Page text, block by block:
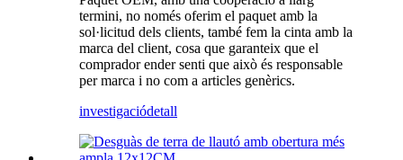
termini, no només oferim el paquet amb la
sol·licitud dels clients, també fem la cinta amb la
marca del client, cosa que garanteix que el
comprador ender senti que això és responsable
per marca i no com a articles genèrics.
investigaciódetall